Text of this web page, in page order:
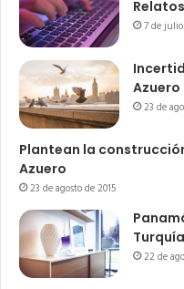
7 de
23 de
Plantean la
Azuero
23 de agosto de 2015
Turquía
22 de